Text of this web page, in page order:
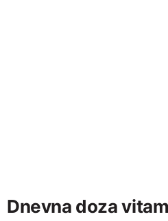
Dnevna doza